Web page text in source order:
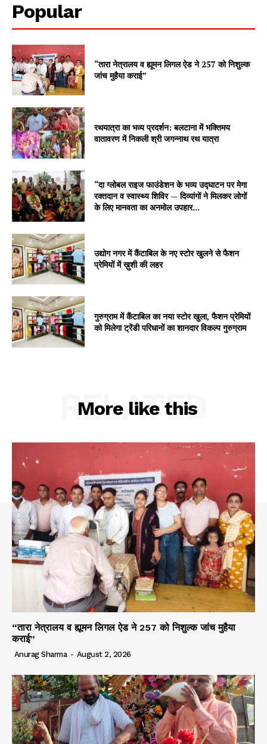
Popular
“तारा नेत्रालय व ह्यूमन लिगल ऐड ने 257 को निशुल्क
जांच मुहैया कराई”
रथयात्रा का भव्य प्रदर्शन: बलटाना में भक्तिमय
वातावरण में निकली श्री जगन्नाथ रथ यात्रा
“दा ग्लोबल राइज फाउंडेशन के भव्य उद्घाटन पर मेगा
रक्तदान व स्वास्थ्य शिविर — दिव्यांगों ने मिलकर लोगों
के लिए मानवता का अनमोल उपहार...
उद्योग नगर में कैंटाबिल के नए स्टोर खुलने से फैशन
प्रेमियों में ख़ुशी की लहर
गुरुग्राम में कैंटाबिल का नया स्टोर खुला, फैशन प्रेमियों
को मिलेगा ट्रेंडी परिधानों का शानदार विकल्प गुरुग्राम
More like this
RELATED
“तारा नेत्रालय व ह्यूमन लिगल ऐड ने 257 को निशुल्क जांच मुहैया
कराई”
Anurag Sharma - August 2, 2026